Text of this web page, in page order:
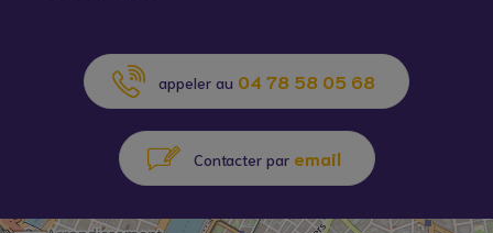
appeler au 04 78 58 05 68
Contacter par email